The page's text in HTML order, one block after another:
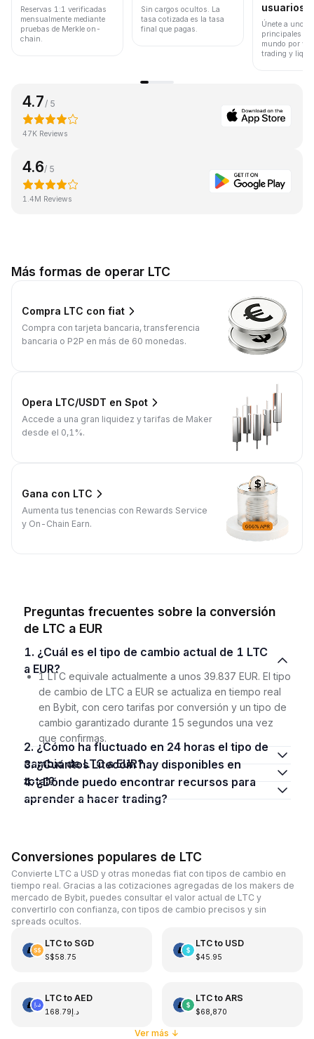
Reservas 1:1 verificadas
mensualmente mediante
pruebas de Merkle on-
chain.
Sin cargos ocultos. La
tasa cotizada es la tasa
final que pagas.
usuarios
Únete a uno
principales
mundo por
trading y
4.7 / 5
47K Reviews
4.6/ 5
1.4M Reviews
Más formas de operar LTC
Compra LTC con fiat
Compra con tarjeta bancaria, transferencia
bancaria o P2P en más de 60 monedas.
Opera LTC/USDT en Spot
Accede a una gran liquidez y tarifas de Maker
desde el 0,1%.
Gana con LTC
Aumenta tus tenencias con Rewards Service
y On-Chain Earn.
Preguntas frecuentes sobre la conversión
de LTC a EUR
1. ¿Cuál es el tipo de cambio actual de 1 LTC
a EUR?
1 LTC equivale actualmente a unos 39.837 EUR. El tipo
de cambio de LTC a EUR se actualiza en tiempo real
en Bybit, con cero tarifas por conversión y un tipo de
cambio garantizado durante 15 segundos una vez
que confirmas.
2. ¿Cómo ha fluctuado en 24 horas el tipo de
cambio de LTC a EUR?
3. ¿Cuántos Litecoin hay disponibles en
total?
4. ¿Dónde puedo encontrar recursos para
aprender a hacer trading?
Conversiones populares de LTC
Convierte LTC a USD y otras monedas fiat con tipos de cambio en
tiempo real. Gracias a las cotizaciones agregadas de los makers de
mercado de Bybit, puedes consultar el valor actual de LTC y
convertirlo con confianza, con tipos de cambio precisos y sin
spreads ocultos.
LTCto SGD
S$58.75
LTCto USD
$45.95
LTCto AED
د.إ168.79
LTCto ARS
$68,870
Ver más ↓